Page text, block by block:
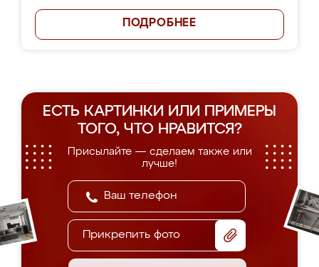
ПОДРОБНЕЕ
ЕСТЬ КАРТИНКИ ИЛИ ПРИМЕРЫ
ТОГО, ЧТО НРАВИТСЯ?
Присылайте — сделаем также или
лучше!
Прикрепить фото